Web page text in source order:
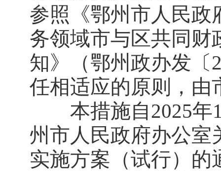
参照《鄂州市人民政
务领域市与区共同财
知》（鄂州政办发〔
任相适应的原则，由
本措施自2025年1
州市人民政府办公室
实施方案（试行）的